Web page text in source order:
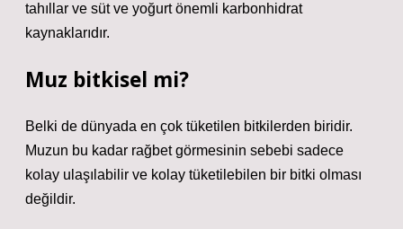
tahıllar ve süt ve yoğurt önemli karbonhidrat
kaynaklarıdır.
Muz bitkisel mi?
Belki de dünyada en çok tüketilen bitkilerden biridir.
Muzun bu kadar rağbet görmesinin sebebi sadece
kolay ulaşılabilir ve kolay tüketilebilen bir bitki olması
değildir.